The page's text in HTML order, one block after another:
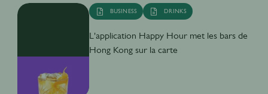
BUSINESS DRINKS
L'application Happy Hour met les bars de
Hong Kong sur la carte